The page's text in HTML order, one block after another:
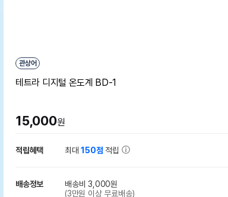
관상어
테트라 디지털 온도계 BD-1
15,000원
적립혜택 최대150점 적립
배송정보
배송비 3,000원
(3만원 이상 무료배송)